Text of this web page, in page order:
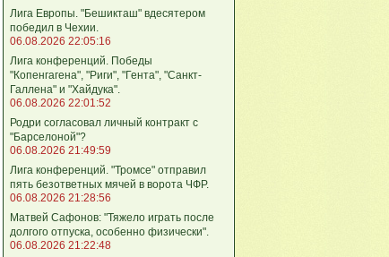
Лига Европы. "Бешикташ" вдесятером
победил в Чехии.
06.08.2026 22:05:16
Лига конференций. Победы
"Копенгагена", "Риги", "Гента", "Санкт-
Галлена" и "Хайдука".
06.08.2026 22:01:52
Родри согласовал личный контракт с
"Барселоной"?
06.08.2026 21:49:59
Лига конференций. "Тромсе" отправил
пять безответных мячей в ворота ЧФР.
06.08.2026 21:28:56
Матвей Сафонов: "Тяжело играть после
долгого отпуска, особенно физически".
06.08.2026 21:22:48